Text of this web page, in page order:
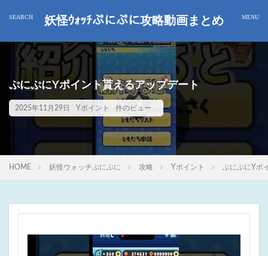
妖怪ｳｫｯﾁぷにぷに攻略動画まとめ
ぷにぷにYポイント貰えるアップデート
2025年11月29日 Yポイント 件のビュー
HOME 妖怪ウォッチぷにぷに 攻略 Yポイント ぷにぷにYポ